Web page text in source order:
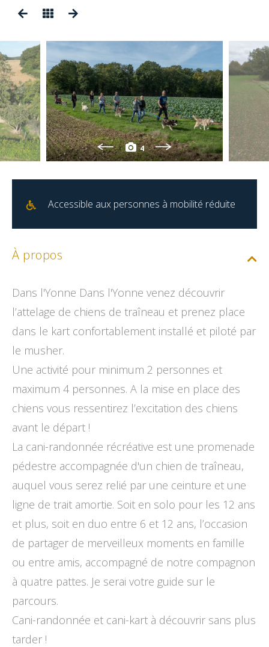
4
Accessible aux personnes à mobilité réduite
À propos
Dans l'Yonne Dans l'Yonne venez découvrir
l’attelage de chiens de traîneau et prenez place
dans le kart confortablement installé et piloté par
le musher.
Une activité pour minimum 2 personnes et
maximum 4 personnes. A la mise en place des
chiens vous ressentirez l’excitation des chiens
avant le départ !
La cani-randonnée récréative est une promenade
pédestre accompagnée d'un chien de traîneau,
auquel vous serez relié par une ceinture et une
ligne de trait amortie. Soit en solo pour les 12 ans
et plus, soit en duo entre 6 et 12 ans, l’occasion
de partager de merveilleux moments en famille
ou entre amis, accompagné de notre compagnon
à quatre pattes. Je serai votre guide sur le
parcours.
Cani-randonnée et cani-kart à découvrir sans plus
tarder !